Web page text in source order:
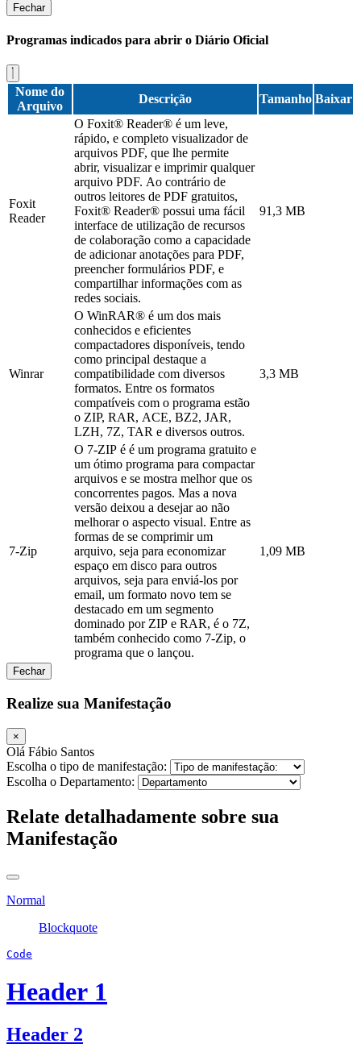
Fechar
Programas indicados para abrir o Diário Oficial
Nome do
Arquivo
Descrição Tamanho Baixar
Foxit
Reader
O Foxit® Reader® é um leve,
rápido, e completo visualizador de
arquivos PDF, que lhe permite
abrir, visualizar e imprimir qualquer
arquivo PDF. Ao contrário de
outros leitores de PDF gratuitos,
Foxit® Reader® possui uma fácil
interface de utilização de recursos
de colaboração como a capacidade
de adicionar anotações para PDF,
preencher formulários PDF, e
compartilhar informações com as
redes sociais.
91,3 MB
Winrar
O WinRAR® é um dos mais
conhecidos e eficientes
compactadores disponíveis, tendo
como principal destaque a
compatibilidade com diversos
formatos. Entre os formatos
compatíveis com o programa estão
o ZIP, RAR, ACE, BZ2, JAR,
LZH, 7Z, TAR e diversos outros.
3,3 MB
7-Zip
O 7-ZIP é é um programa gratuito e
um ótimo programa para compactar
arquivos e se mostra melhor que os
concorrentes pagos. Mas a nova
versão deixou a desejar ao não
melhorar o aspecto visual. Entre as
formas de se comprimir um
arquivo, seja para economizar
espaço em disco para outros
arquivos, seja para enviá-los por
email, um formato novo tem se
destacado em um segmento
dominado por ZIP e RAR, é o 7Z,
também conhecido como 7-Zip, o
programa que o lançou.
1,09 MB
Fechar
Realize sua Manifestação
×
Olá Fábio Santos
Escolha o tipo de manifestação:
Escolha o Departamento:
Relate detalhadamente sobre sua
Manifestação
Normal
Blockquote
Code
Header 1
Header 2